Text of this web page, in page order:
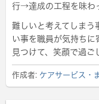
行→達成の工程を味わ
難しいと考えてしまう
い事を職員が気持ち
見つけて、笑顔で過ご
作成者: ケアサービス・